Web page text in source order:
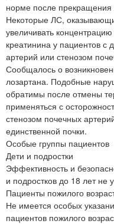
норме после прекращения
Некоторые ЛС,
увеличивать
креатинина у пациентов с
артерий или стенозом
Сообщалось о
лозартана. Подобные
обратимы после отмены
применяться с
стенозом почечных
единственной почки.
Особые группы пациентов
Дети и подростки
Эффективность и
и подростков до 18 лет не
Пациенты пожилого
Не имеется особых
пациентов пожилого